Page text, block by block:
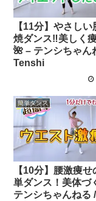
【11分】やさし
焼ダンス‼️美しく
🌺 – テンシちゃん
Tenshi
簡単ダンス
【10分】腰激痩せ
単ダンス！美体づ
テンシちゃんねる